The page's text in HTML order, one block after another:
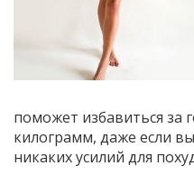
поможет избавиться за
килограмм, даже если
никаких усилий для